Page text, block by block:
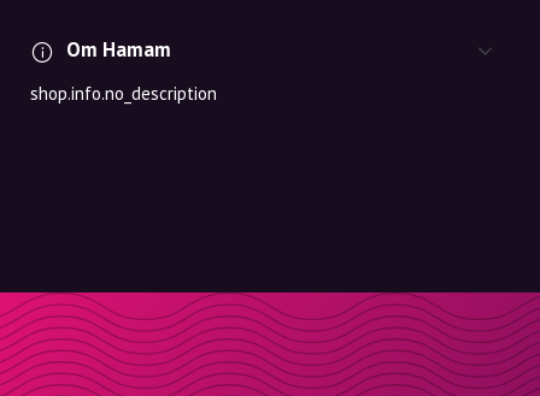
Om Hamam
shop.info.no_description